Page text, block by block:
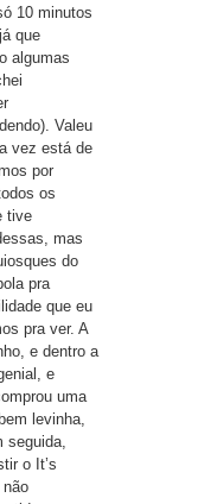
10 minutos
que
algumas
Valeu
vez está de
por
os
tive
mas
do
pra
que eu
pra ver. A
e dentro a
e
uma
levinha,
seguida,
o It’s